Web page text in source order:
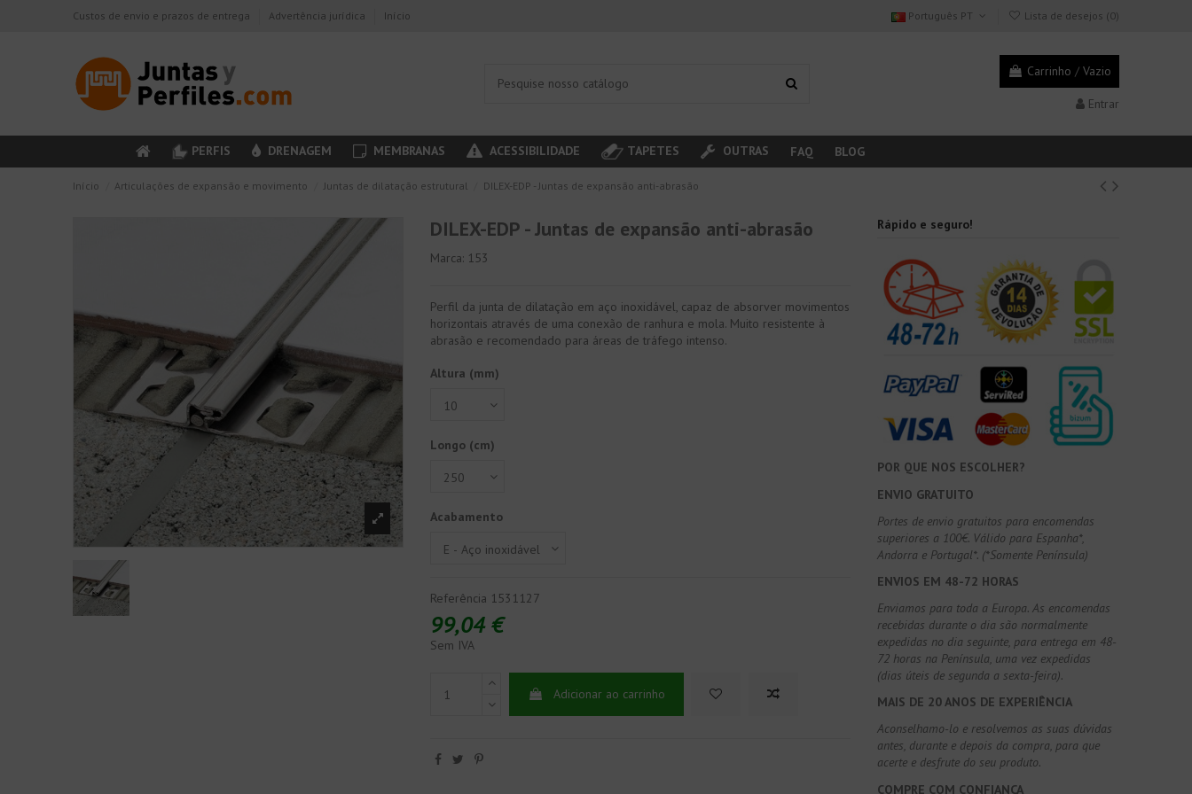
Custos de envio e prazos de entrega Advertência jurídica Início Português PT Lista de desejos (0)
Carrinho / Vazio
Entrar
PERFIS DRENAGEM MEMBRANAS ACESSIBILIDADE TAPETES OUTRAS FAQ BLOG
Início Articulações de expansão e movimento Juntas de dilatação estrutural DILEX-EDP - Juntas de expansão anti-abrasão
DILEX-EDP - Juntas de expansão anti-abrasão
Marca: 153
Perfil da junta de dilatação em aço inoxidável, capaz de absorver movimentos
horizontais através de uma conexão de ranhura e mola. Muito resistente à
abrasão e recomendado para áreas de tráfego intenso.
Altura (mm)
Longo (cm)
Acabamento
Referência 1531127
99,04 €
Sem IVA
Adicionar ao carrinho
Rápido e seguro!
POR QUE NOS ESCOLHER?
ENVIO GRATUITO
Portes de envio gratuitos para encomendas
superiores a 100€. Válido para Espanha*,
Andorra e Portugal*. (*Somente Península)
ENVIOS EM 48-72 HORAS
Enviamos para toda a Europa. As encomendas
recebidas durante o dia são normalmente
expedidas no dia seguinte, para entrega em 48-
72 horas na Península, uma vez expedidas
(dias úteis de segunda a sexta-feira).
MAIS DE 20 ANOS DE EXPERIÊNCIA
Aconselhamo-lo e resolvemos as suas dúvidas
antes, durante e depois da compra, para que
acerte e desfrute do seu produto.
COMPRE COM CONFIANÇA